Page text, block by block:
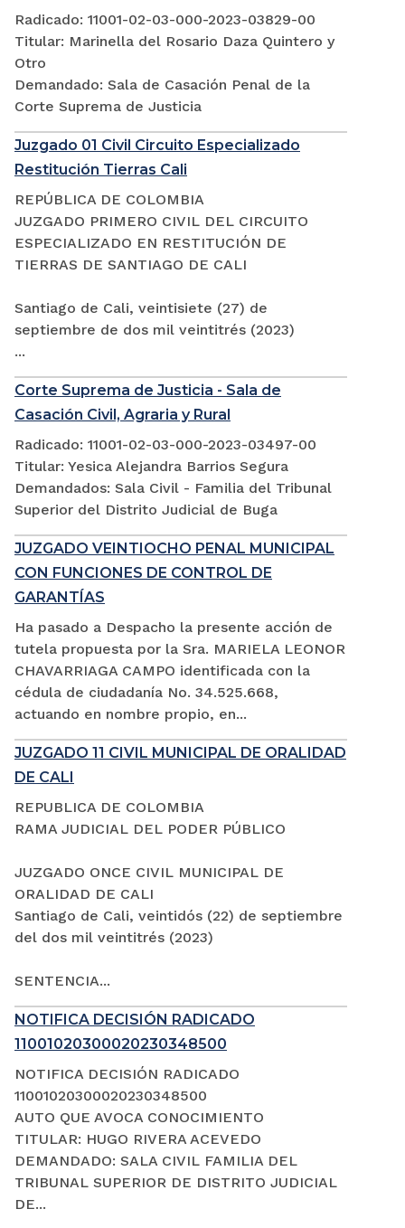
Radicado: 11001-02-03-000-2023-03829-00
Titular: Marinella del Rosario Daza Quintero y
Otro
Demandado: Sala de Casación Penal de la
Corte Suprema de Justicia
Juzgado 01 Civil Circuito Especializado
Restitución Tierras Cali
REPÚBLICA DE COLOMBIA
JUZGADO PRIMERO CIVIL DEL CIRCUITO
ESPECIALIZADO EN RESTITUCIÓN DE
TIERRAS DE SANTIAGO DE CALI
Santiago de Cali, veintisiete (27) de
septiembre de dos mil veintitrés (2023)
...
Corte Suprema de Justicia - Sala de
Casación Civil, Agraria y Rural
Radicado: 11001-02-03-000-2023-03497-00
Titular: Yesica Alejandra Barrios Segura
Demandados: Sala Civil - Familia del Tribunal
Superior del Distrito Judicial de Buga
JUZGADO VEINTIOCHO PENAL MUNICIPAL
CON FUNCIONES DE CONTROL DE
GARANTÍAS
Ha pasado a Despacho la presente acción de
tutela propuesta por la Sra. MARIELA LEONOR
CHAVARRIAGA CAMPO identificada con la
cédula de ciudadanía No. 34.525.668,
actuando en nombre propio, en...
JUZGADO 11 CIVIL MUNICIPAL DE ORALIDAD
DE CALI
REPUBLICA DE COLOMBIA
RAMA JUDICIAL DEL PODER PÚBLICO
JUZGADO ONCE CIVIL MUNICIPAL DE
ORALIDAD DE CALI
Santiago de Cali, veintidós (22) de septiembre
del dos mil veintitrés (2023)
SENTENCIA...
NOTIFICA DECISIÓN RADICADO
11001020300020230348500
NOTIFICA DECISIÓN RADICADO
11001020300020230348500
AUTO QUE AVOCA CONOCIMIENTO
TITULAR: HUGO RIVERA ACEVEDO
DEMANDADO: SALA CIVIL FAMILIA DEL
TRIBUNAL SUPERIOR DE DISTRITO JUDICIAL
DE...